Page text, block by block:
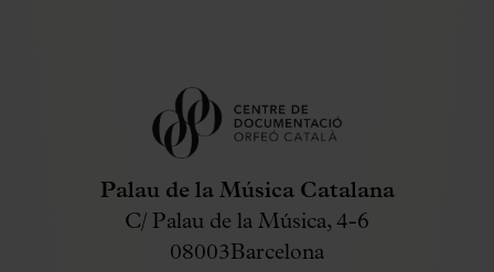
Palau de la Música Catalana
C/ Palau de la Música, 4-6
08003Barcelona